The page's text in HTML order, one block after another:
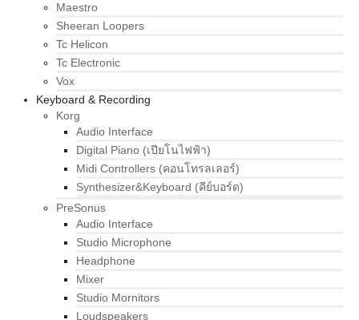
Maestro
Sheeran Loopers
Tc Helicon
Tc Electronic
Vox
Keyboard & Recording
Korg
Audio Interface
Digital Piano (เปียโนไฟฟ้า)
Midi Controllers (คอนโทรลเลอร์)
Synthesizer&Keyboard (คีย์บอร์ด)
PreSonus
Audio Interface
Studio Microphone
Headphone
Mixer
Studio Mornitors
Loudspeakers